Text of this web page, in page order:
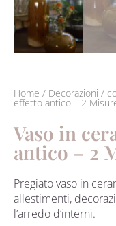
Home / Decorazioni /
effetto antico – 2
Vaso in
antico – 2
Pregiato vaso in
allestimenti,
l’arredo d’interni.